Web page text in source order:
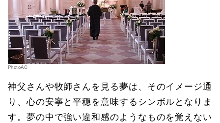
PhotoAC
神父さんや牧師さんを見る夢は、そのイメージ通
り、心の安寧と平穏を意味するシンボルとなりま
す。夢の中で強い違和感のようなものを覚えない